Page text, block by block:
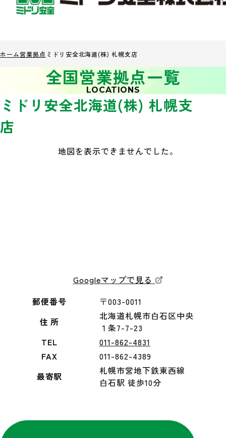
ホーム営業拠点 ミドリ安全北海道(株) 札幌支店
全国営業拠点一覧
LOCATIONS
ミドリ安全北海道(株) 札幌支
店
地図を表示できませんでした。
Googleマップで見る
郵便番号
〒003-0011
住 所
北海道札幌市白石区中央
１条7-7-23
TEL
011-862-4831
FAX
011-862-4389
最寄駅
札幌市営地下鉄東西線
白石駅 徒歩10分